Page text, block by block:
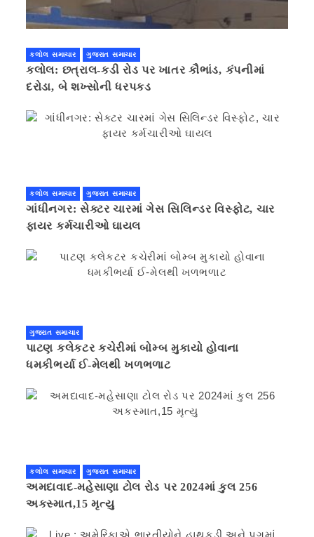
કલોલ સમાચાર ગુજરાત સમાચાર
કલોલ: છત્રાલ-કડી રોડ પર ખાતર કૌભાંડ, કંપનીમાં
દરોડા, બે શખ્સોની ધરપકડ
કલોલ સમાચાર ગુજરાત સમાચાર
ગાંધીનગર: સેક્ટર ચારમાં ગેસ સિલિન્ડર વિસ્ફોટ, ચાર
ફાયર કર્મચારીઓ ઘાયલ
ગુજરાત સમાચાર
પાટણ કલેકટર કચેરીમાં બોમ્બ મુકાયો હોવાના
ધમકીભર્યા ઈ-મેલથી ખળભળાટ
કલોલ સમાચાર ગુજરાત સમાચાર
અમદાવાદ-મહેસાણા ટોલ રોડ પર 2024માં કુલ 256
અકસ્માત,15 મૃત્યુ